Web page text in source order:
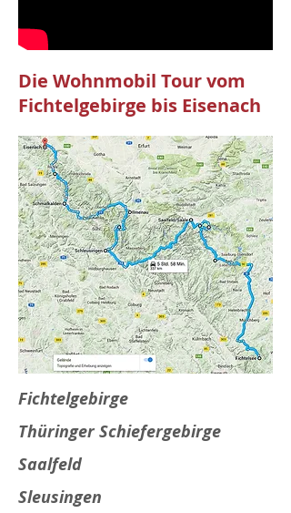
Die Wohnmobil Tour vom
Fichtelgebirge bis Eisenach
Fichtelgebirge
Thüringer Schiefergebirge
Saalfeld
Sleusingen